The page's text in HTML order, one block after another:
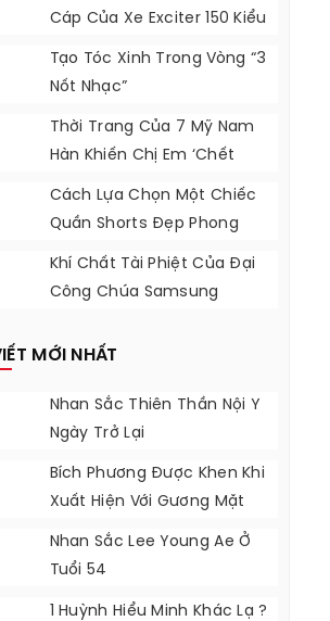
Cáp Của Xe Exciter 150 Kiểu
Indonesia
Tạo Tóc Xinh Trong Vòng “3
Nốt Nhạc”
Thời Trang Của 7 Mỹ Nam
Hàn Khiến Chị Em ‘chết
Lặng’
Cách Lựa Chọn Một Chiếc
Quần Shorts Đẹp Phong
Cách
Khí Chất Tài Phiệt Của Đại
Công Chúa Samsung
MỚI NHẤT
Nhan Sắc Thiên Thần Nội Y
Ngày Trở Lại
Bích Phương Được Khen Khi
Xuất Hiện Với Gương Mặt
Khác Lạ
Nhan Sắc Lee Young Ae Ở
Tuổi 54
1 Huỳnh Hiểu Minh Khác Lạ ?